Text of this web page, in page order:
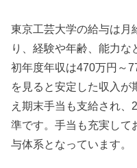
東京工芸大学の給与は月
り、経験や年齢、能力な
初年度年収は470万円～
を見ると安定した収入が
え期末手当も支給され
準です。手当も充実して
与体系となっています。